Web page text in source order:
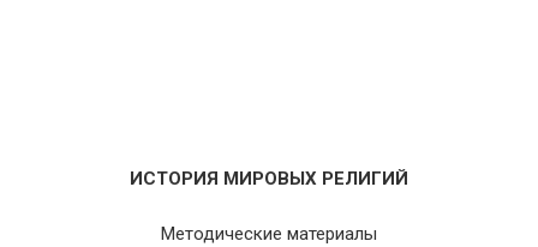
ИСТОРИЯ МИРОВЫХ РЕЛИГИЙ
Методические материалы